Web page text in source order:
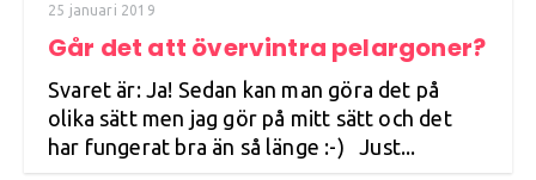
25 januari 2019
Går det att övervintra pelargoner?
Svaret är: Ja! Sedan kan man göra det på
olika sätt men jag gör på mitt sätt och det
har fungerat bra än så länge :-) Just...